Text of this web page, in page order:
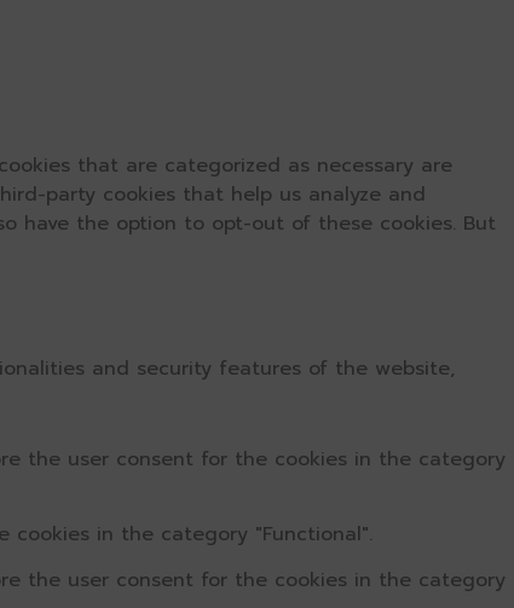
that are categorized as necessary are
party cookies that help us analyze and
have the option to opt-out of these cookies. But
and security features of the website,
the user consent for the cookies in the category
cookies in the category "Functional".
the user consent for the cookies in the category